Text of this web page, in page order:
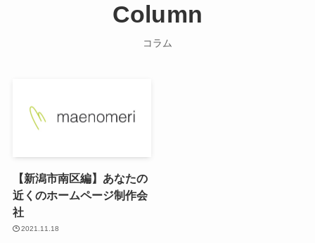
Column
コラム
【新潟市南区編】あなたの
近くのホームページ制作会
社
2021.11.18